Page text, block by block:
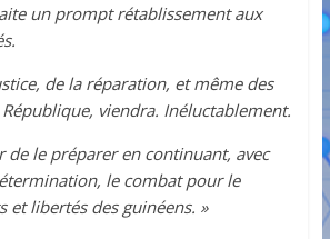
un prompt rétablissement aux
de la réparation, et même des
viendra. Inéluctablement.
de le préparer en continuant, avec
le combat pour le
et libertés des guinéens. »